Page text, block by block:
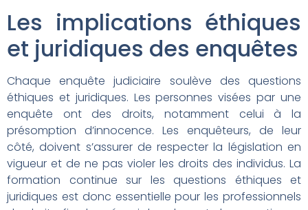
Les implications éthiques
et juridiques des enquêtes
Chaque enquête judiciaire soulève des questions
éthiques et juridiques. Les personnes visées par une
enquête ont des droits, notamment celui à la
présomption d’innocence. Les enquêteurs, de leur
côté, doivent s’assurer de respecter la législation en
vigueur et de ne pas violer les droits des individus. La
formation continue sur les questions éthiques et
juridiques est donc essentielle pour les professionnels